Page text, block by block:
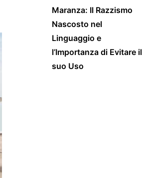
Maranza: Il Razzismo
Nascosto nel
Linguaggio e
l’Importanza di Evitare il
suo Uso